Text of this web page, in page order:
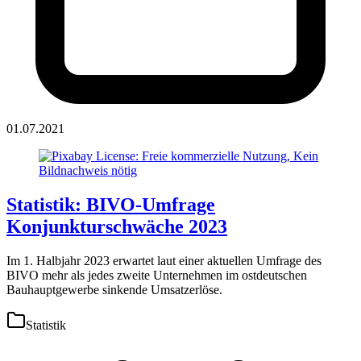
01.07.2021
Statistik: BIVO-Umfrage
Konjunkturschwäche 2023
Im 1. Halbjahr 2023 erwartet laut einer aktuellen Umfrage des
BIVO mehr als jedes zweite Unternehmen im ostdeutschen
Bauhauptgewerbe sinkende Umsatzerlöse.
Statistik